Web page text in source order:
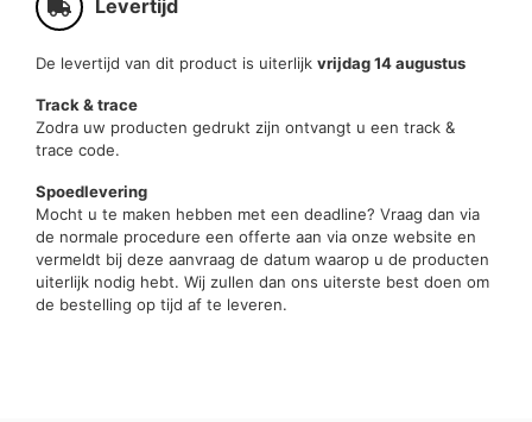
Levertijd
De levertijd van dit product is uiterlijk vrijdag 14 augustus
Track & trace
Zodra uw producten gedrukt zijn ontvangt u een track &
trace code.
Spoedlevering
Mocht u te maken hebben met een deadline? Vraag dan via
de normale procedure een offerte aan via onze website en
vermeldt bij deze aanvraag de datum waarop u de producten
uiterlijk nodig hebt. Wij zullen dan ons uiterste best doen om
de bestelling op tijd af te leveren.